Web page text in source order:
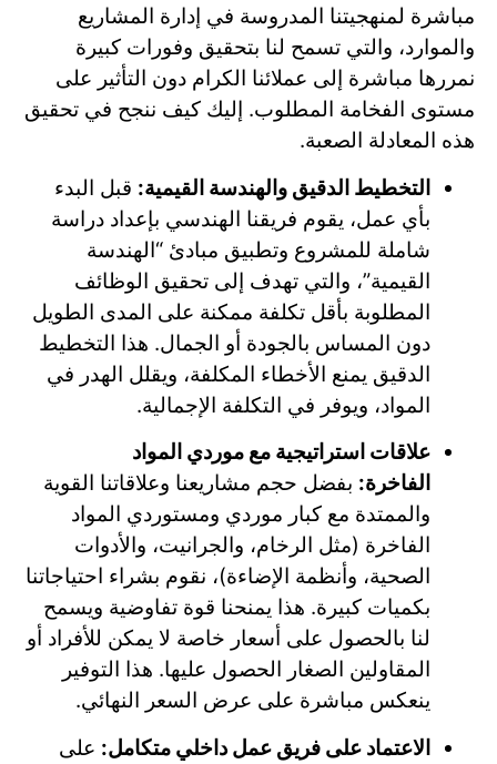
مباشرة لمنهجيتنا المدروسة في إدارة المشاريع
والموارد، والتي تسمح لنا بتحقيق وفورات كبيرة
نمررها مباشرة إلى عملائنا الكرام دون التأثير على
مستوى الفخامة المطلوب. إليك كيف ننجح في تحقيق
هذه المعادلة الصعبة.
التخطيط الدقيق والهندسة القيمية: قبل البدء
بأي عمل، يقوم فريقنا الهندسي بإعداد دراسة
شاملة للمشروع وتطبيق مبادئ “الهندسة
القيمية”، والتي تهدف إلى تحقيق الوظائف
المطلوبة بأقل تكلفة ممكنة على المدى الطويل
دون المساس بالجودة أو الجمال. هذا التخطيط
الدقيق يمنع الأخطاء المكلفة، ويقلل الهدر في
المواد، ويوفر في التكلفة الإجمالية.
علاقات استراتيجية مع موردي المواد
الفاخرة: بفضل حجم مشاريعنا وعلاقاتنا القوية
والممتدة مع كبار موردي ومستوردي المواد
الفاخرة (مثل الرخام، والجرانيت، والأدوات
الصحية، وأنظمة الإضاءة)، نقوم بشراء احتياجاتنا
بكميات كبيرة. هذا يمنحنا قوة تفاوضية ويسمح
لنا بالحصول على أسعار خاصة لا يمكن للأفراد أو
المقاولين الصغار الحصول عليها. هذا التوفير
ينعكس مباشرة على عرض السعر النهائي.
الاعتماد على فريق عمل داخلي متكامل: على